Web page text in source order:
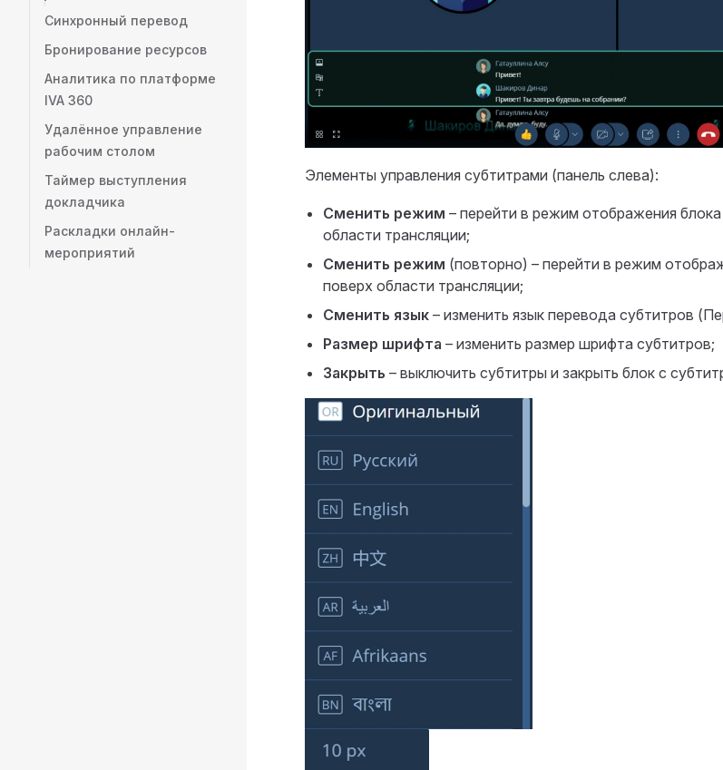
Синхронный перевод
Бронирование ресурсов
Аналитика по платформе
IVA 360
Удалённое управление
рабочим столом
Таймер выступления
докладчика
Раскладки онлайн-
мероприятий
Элементы управления субтитрами (панель слева):
Сменить режим – перейти в режим отображения
области трансляции;
Сменить режим (повторно) – перейти в режим
поверх области трансляции;
Сменить язык – изменить язык перевода субтитров
Размер шрифта – изменить размер шрифта субтитров;
Закрыть – выключить субтитры и закрыть блок с